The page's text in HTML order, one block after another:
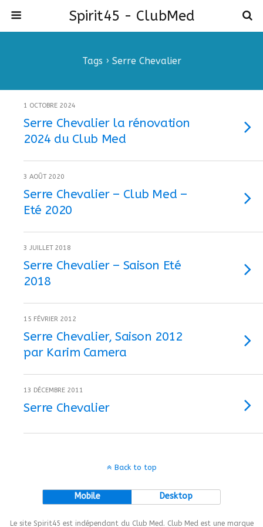
Spirit45 - ClubMed
Tags › Serre Chevalier
1 OCTOBRE 2024
Serre Chevalier la rénovation
2024 du Club Med
3 AOÛT 2020
Serre Chevalier – Club Med –
Eté 2020
3 JUILLET 2018
Serre Chevalier – Saison Eté
2018
15 FÉVRIER 2012
Serre Chevalier, Saison 2012
par Karim Camera
13 DÉCEMBRE 2011
Serre Chevalier
Back to top
Mobile Desktop
Le site Spirit45 est indépendant du Club Med. Club Med est une marque